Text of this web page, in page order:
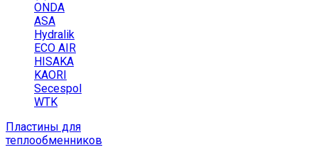
ONDA
ASA
Hydralik
ECO AIR
HISAKA
KAORI
Secespol
WTK
Пластины для
теплообменников